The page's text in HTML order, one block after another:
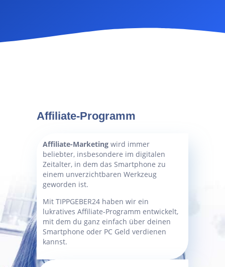
Affiliate-Programm
Affiliate-Marketing wird immer
beliebter, insbesondere im digitalen
Zeitalter, in dem das Smartphone zu
einem unverzichtbaren Werkzeug
geworden ist.
Mit TIPPGEBER24 haben wir ein
lukratives Affiliate-Programm entwickelt,
mit dem du ganz einfach über deinen
Smartphone oder PC Geld verdienen
kannst.